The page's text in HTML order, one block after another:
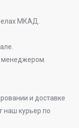
МКАД.
менеджером.
и доставке
наш курьер по